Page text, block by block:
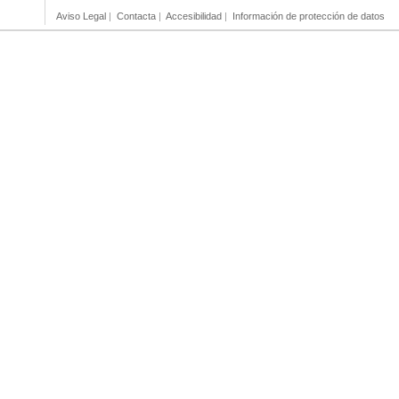
Aviso Legal | Contacta | Accesibilidad | Información de protección de datos